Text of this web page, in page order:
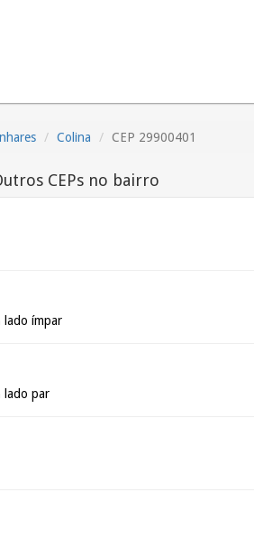
Colina CEP 29900401
CEPs no bairro
lado ímpar
lado par